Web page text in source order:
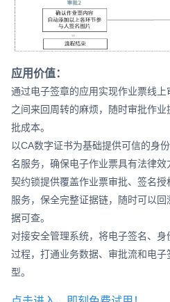
应用价值：
通过电子签章的应用实现作业票线
之间来回周转的麻烦，随时审批作
批成本。
以CA数字证书为基础提供可信的身
名服务，确保电子作业票具有法律效
契约锁提供覆盖作业票审批、签名
服务，保全完整证据链，随时可以
据可查。
对接安全管理系统，将电子签名、
过程，打通业务数据、审批流和电
型。